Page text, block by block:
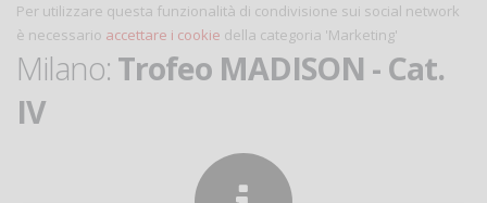
Per utilizzare questa funzionalità di condivisione sui social network
è necessario accettare i cookie della categoria 'Marketing'
Milano: Trofeo MADISON - Cat.
IV